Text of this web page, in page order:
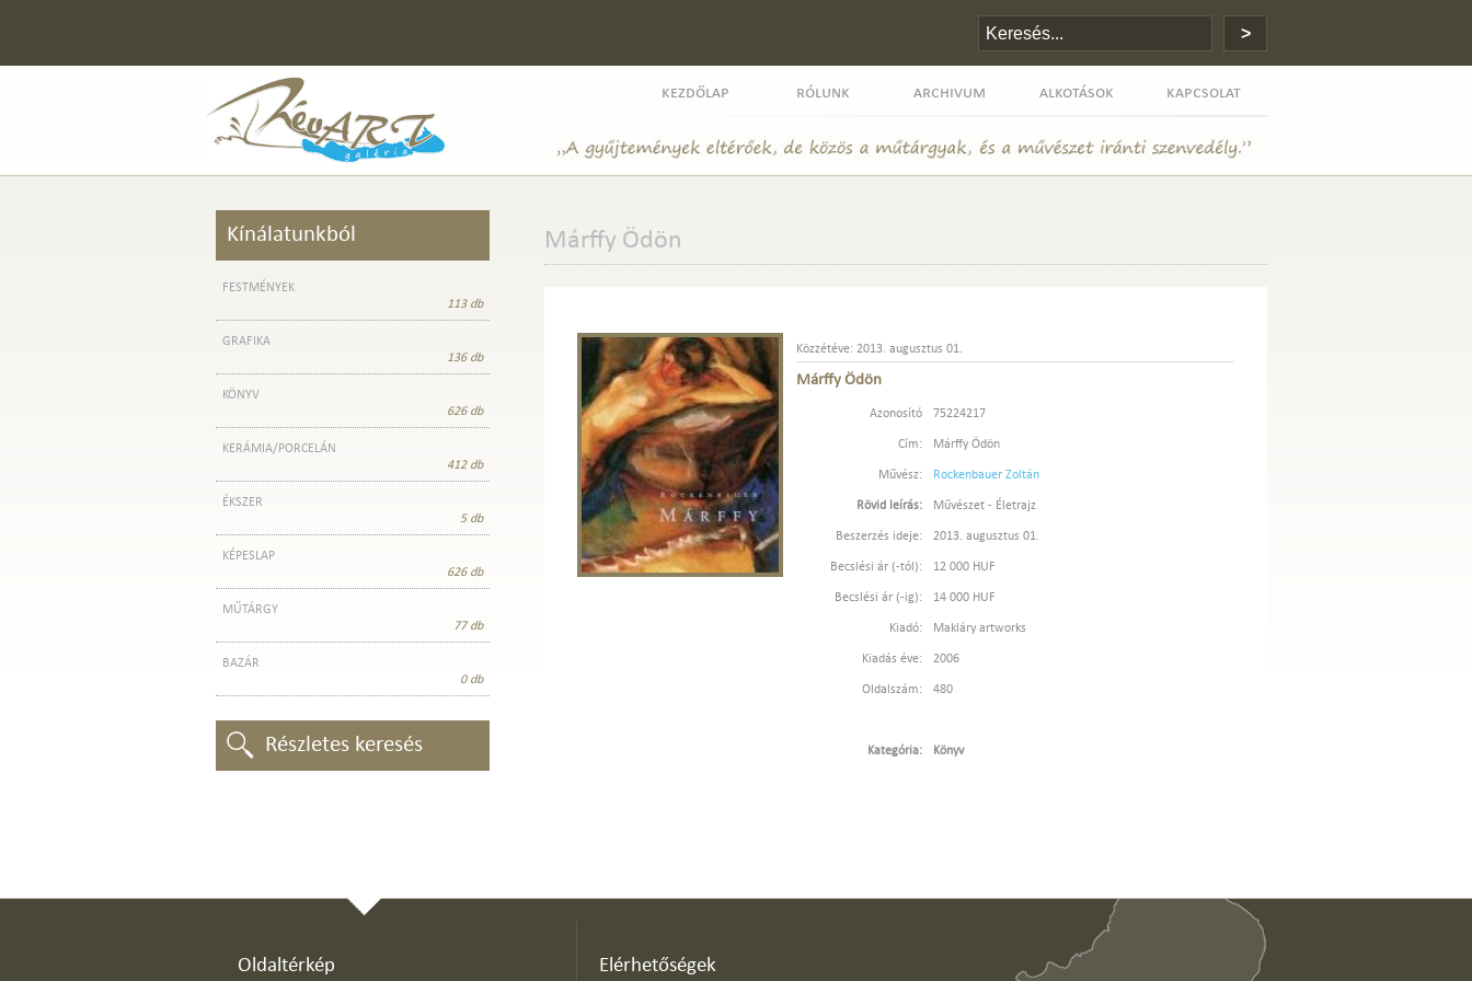
kapcsolat
alkotások
archivum
rólunk
kezdőlap
Kínálatunkból
FESTMÉNYEK
113 db
GRAFIKA
136 db
KÖNYV
626 db
KERÁMIA/PORCELÁN
412 db
ÉKSZER
5 db
KÉPESLAP
626 db
MŰTÁRGY
77 db
BAZÁR
0 db
Részletes keresés
Márffy Ödön
Közzétéve: 2013. augusztus 01.
Márffy Ödön
Azonosító 75224217
Cím: Márffy Ödön
Művész: Rockenbauer Zoltán
Rövid leírás: Művészet - Életrajz
Beszerzés ideje: 2013. augusztus 01.
Becslési ár (-tól): 12 000 HUF
Becslési ár (-ig): 14 000 HUF
Kiadó: Makláry artworks
Kiadás éve: 2006
Oldalszám: 480
Kategória: Könyv
Oldaltérkép Elérhetőségek